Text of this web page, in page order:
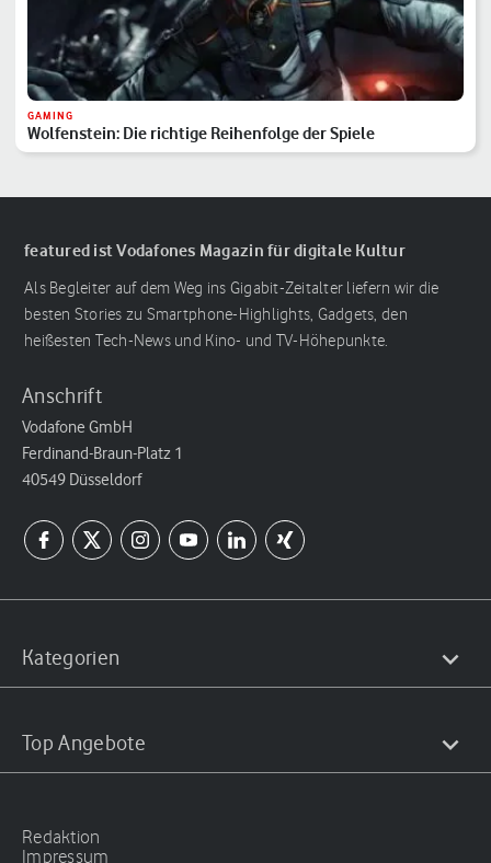
GAMING
Wolfenstein: Die richtige Reihenfolge der Spiele
featured ist Vodafones Magazin für digitale Kultur
Als Begleiter auf dem Weg ins Gigabit-Zeitalter liefern wir die
besten Stories zu Smartphone-Highlights, Gadgets, den
heißesten Tech-News und Kino- und TV-Höhepunkte.
Anschrift
Vodafone GmbH
Ferdinand-Braun-Platz 1
40549 Düsseldorf
Kategorien
Top Angebote
Redaktion
Impressum